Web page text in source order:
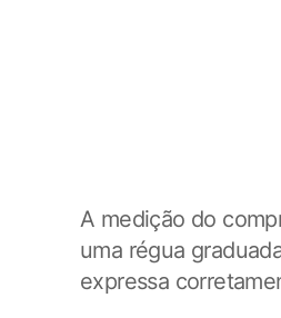
A medição do
uma régua
expressa